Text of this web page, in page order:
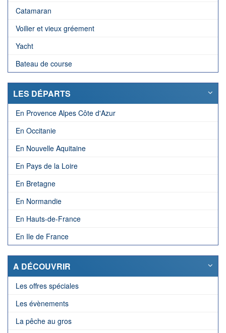
Catamaran
Voilier et vieux gréement
Yacht
Bateau de course
LES DÉPARTS
En Provence Alpes Côte d'Azur
En Occitanie
En Nouvelle Aquitaine
En Pays de la Loire
En Bretagne
En Normandie
En Hauts-de-France
En Ile de France
A DÉCOUVRIR
Les offres spéciales
Les évènements
La pêche au gros